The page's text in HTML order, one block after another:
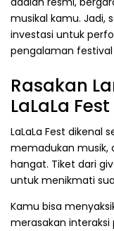
musikal kamu. Jadi,
investasi untuk
pengalaman
Rasakan
LaLaLa Fest
LaLaLa Fest dikenal
memadukan musik,
hangat. Tiket dari
untuk menikmati
Kamu bisa
merasakan